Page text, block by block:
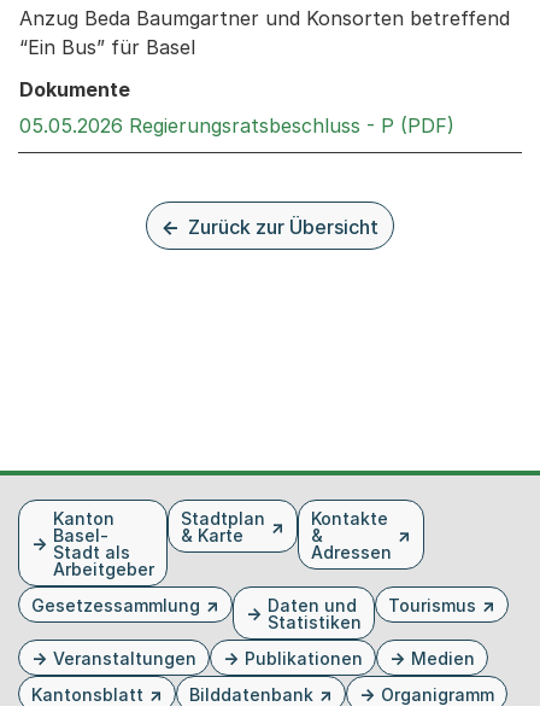
Anzug Beda Baumgartner und Konsorten betreffend
“Ein Bus” für Basel
Dokumente
05.05.2026 Regierungsratsbeschluss - P (PDF)
Zurück zur Übersicht
FusszeileKanton
Basel-
Stadt als
Arbeitgeber
Stadtplan
& Karte
Kontakte
&
Adressen
Gesetzessammlung
Daten und
Statistiken
Tourismus
Veranstaltungen Publikationen
Medien
Kantonsblatt
Bilddatenbank Organigramm